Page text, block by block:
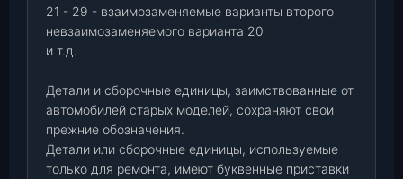
21 - 29 - взаимозаменяемые варианты второго
невзаимозаменяемого варианта 20
и т.д.
Детали и сборочные единицы, заимствованные от
автомобилей старых моделей, сохраняют свои
прежние обозначения.
Детали или сборочные единицы, используемые
только для ремонта, имеют буквенные приставки